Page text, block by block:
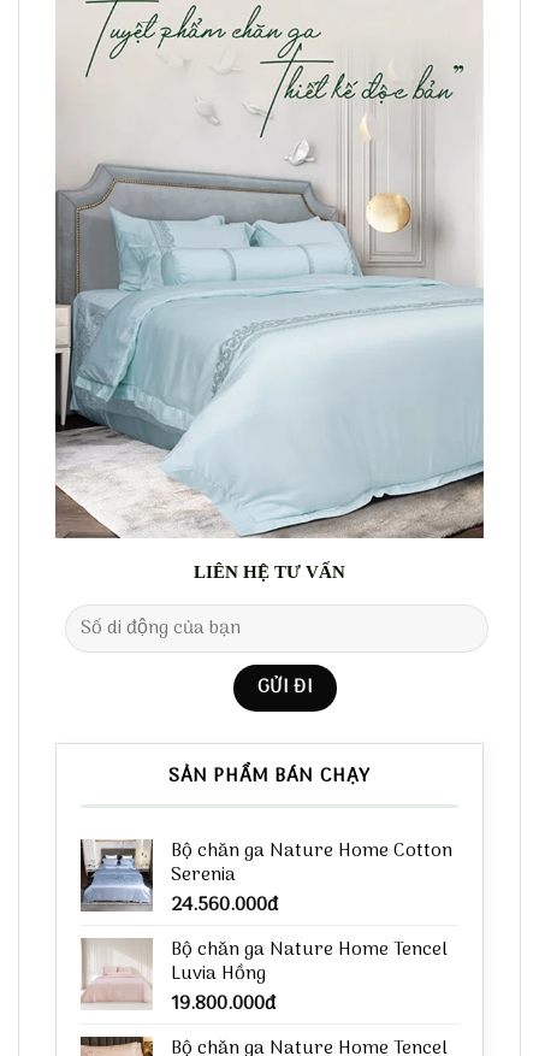
LIÊN HỆ TƯ VẤN
SẢN PHẨM BÁN CHẠY
Bộ chăn ga Nature Home Cotton
Serenia
24.560.000đ
Bộ chăn ga Nature Home Tencel
Luvia Hồng
19.800.000đ
Bộ chăn ga Nature Home Tencel